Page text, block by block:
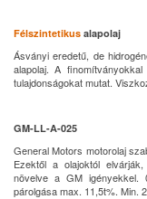
Félszintetikus alapolaj
Ásványi eredetű, de
alapolaj. A
tulajdonságokat mutat.
GM-LL-A-025
General Motors motorolaj
Ezektől a olajoktól
növelve a GM igényekkel.
párolgása max. 11,5t%. Min.